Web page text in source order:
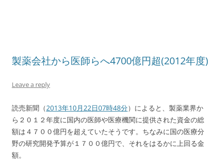
製薬会社から医師らへ4700億円超(2012年度)
Leave a reply
読売新聞（2013年10月22日07時48分）によると、製薬業界か
ら２０１２年度に国内の医師や医療機関に提供された資金の総
額は４７００億円を超えていたそうです。ちなみに国の医療分
野の研究開発予算が１７００億円で、それをはるかに上回る金
額。